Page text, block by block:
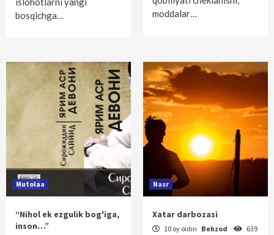
bosqichga…
moddalar…
Mutolaa
“Nihol ek ezgulik bog'iga,
inson…”
Nasr
Xatar darbozasi
10 oy oldin Behzod 639